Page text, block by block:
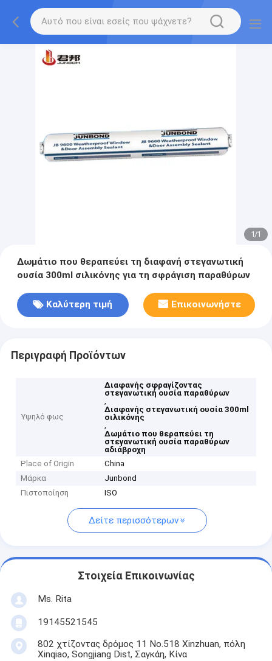
1/1
Δωμάτιο που θεραπεύει τη διαφανή στεγανωτική
ουσία 300ml σιλικόνης για τη σφράγιση παραθύρων
Καλύτερη τιμή Επικοινωνήστε
Περιγραφή Προϊόντων
Υψηλό φως
Διαφανής σφραγίζοντας
στεγανωτική ουσία παραθύρων
,
Διαφανής στεγανωτική ουσία 300ml
σιλικόνης
,
Δωμάτιο που θεραπεύει τη
στεγανωτική ουσία παραθύρων
αδιάβροχη
Place of Origin
China
Μάρκα
Junbond
Πιστοποίηση
ISO
Δείτε περισσότερων
Στοιχεία Επικοινωνίας
Ms. Rita
19145521545
802 χτίζοντας δρόμος 11 No.518 Xinzhuan, πόλη
Xinqiao, Songjiang Dist, Σαγκάη, Κίνα